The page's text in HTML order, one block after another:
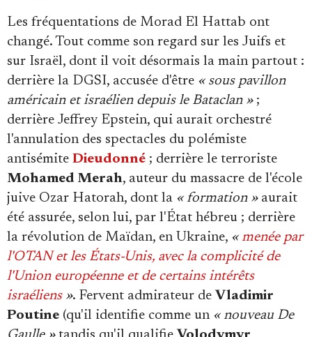
Les fréquentations de Morad El Hattab ont
changé. Tout comme son regard sur les Juifs et
sur Israël, dont il voit désormais la main partout :
derrière la DGSI, accusée d'être « sous pavillon
américain et israélien depuis le Bataclan »;
derrière Jeffrey Epstein, qui aurait orchestré
l'annulation des spectacles du polémiste
antisémite Dieudonné ; derrière le terroriste
Mohamed Merah, auteur du massacre de l'école
juive Ozar Hatorah, dont la « formation »aurait
été assurée, selon lui, par l'État hébreu ; derrière
la révolution de Maïdan, en Ukraine, « menée par
l'OTAN et les États-Unis, avec la complicité de
l'Union européenne et de certains intérêts
israéliens». Fervent admirateur de Vladimir
Poutine (qu'il identifie comme un « nouveau De